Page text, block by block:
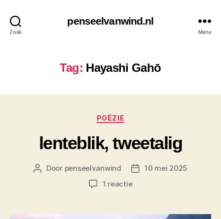
Zoek
penseelvanwind.nl
Menu
Tag: Hayashi Gahō
Categorieën
POËZIE
lenteblik, tweetalig
Berichtauteur
Door penseelvanwind Berichtdatum
10 mei 2025
1 reactieop